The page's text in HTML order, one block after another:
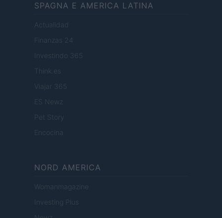
SPAGNA E AMERICA LATINA
Actualidad
Finanzas 24
Investindo 365
Think.es
Viajar 365
ES Newz
Pet Story
Encocina
NORD AMERICA
Womanmagazine
Investing Plus